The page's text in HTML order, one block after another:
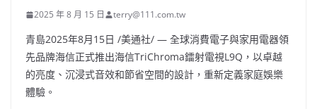
2025 年 8 月 15 日 terry@111.com.tw
青島2025年8月15日 /美通社/ — 全球消費電子與家用電器領
先品牌海信正式推出海信TriChroma鐳射電視L9Q，以卓越
的亮度、沉浸式音效和節省空間的設計，重新定義家庭娛樂
體驗。